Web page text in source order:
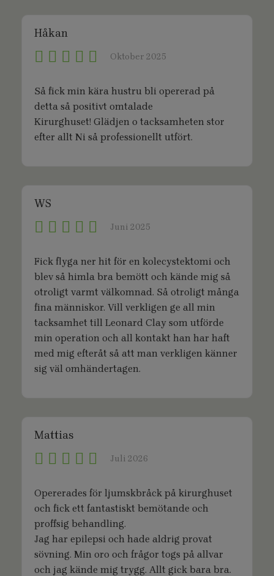
Håkan
Oktober 2025
Så fick min kära hustru bli opererad på
detta så positivt omtalade
Kirurghuset! Glädjen o tacksamheten stor
efter allt Ni så professionellt utfört.
WS
Juni 2025
Fick flyga ner hit för en kolecystektomi och
blev så himla bra bemött och kände mig så
otroligt varmt välkomnad. Så otroligt många
fina människor. Vill verkligen ge all min
tacksamhet till Leonard Clay som utförde
min operation och all kontakt han har haft
med mig efteråt så att man verkligen känner
sig väl omhändertagen.
Mattias
Juli 2026
Opererades för ljumskbråck på kirurghuset
och fick ett fantastiskt bemötande och
proffsig behandling.
Jag har epilepsi och hade aldrig provat
sövning. Min oro och frågor togs på allvar
och jag kände mig trygg. Allt gick bara bra.